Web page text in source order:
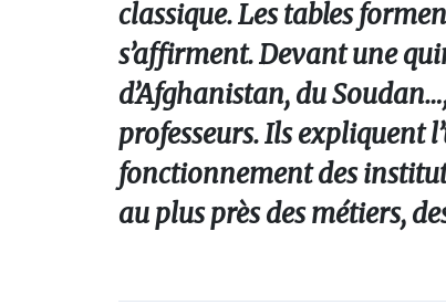
classique. Les tables
s’affirment. Devant une
d’Afghanistan, du
professeurs. Ils expliquent
fonctionnement des
au plus près des métiers,